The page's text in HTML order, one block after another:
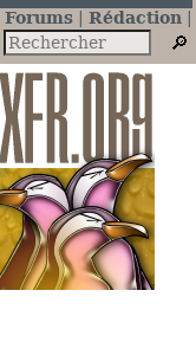
Forums
Rédaction